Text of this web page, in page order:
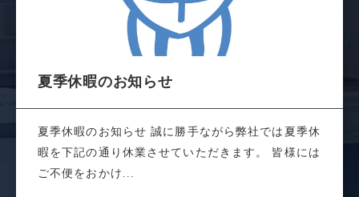
夏季休暇のお知らせ
夏季休暇のお知らせ 誠に勝手ながら弊社では夏季休
暇を下記の通り休業させていただきます。 皆様には
ご不便をおかけ...